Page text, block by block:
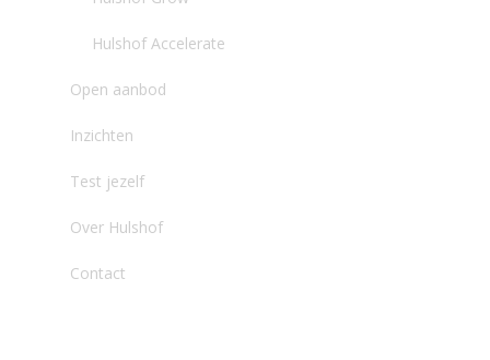
Hulshof Accelerate
Open aanbod
Inzichten
Test jezelf
Over Hulshof
Contact